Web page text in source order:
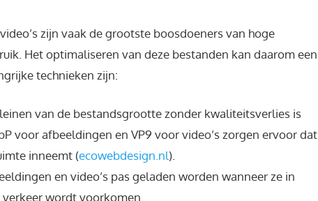
zijn vaak de grootste boosdoeners van hoge
Het optimaliseren van deze bestanden kan daarom een
technieken zijn:
van de bestandsgrootte zonder kwaliteitsverlies is
voor afbeeldingen en VP9 voor video’s zorgen ervoor dat
inneemt (ecowebdesign.nl).
en video’s pas geladen worden wanneer ze in
wordt voorkomen.